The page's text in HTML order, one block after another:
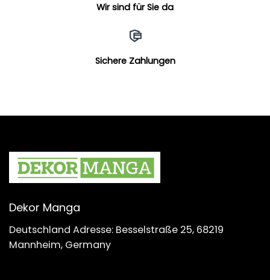
Wir sind für Sie da
Sichere Zahlungen
Dekor Manga
Deutschland Adresse: Besselstraße 25, 68219
Mannheim, Germany